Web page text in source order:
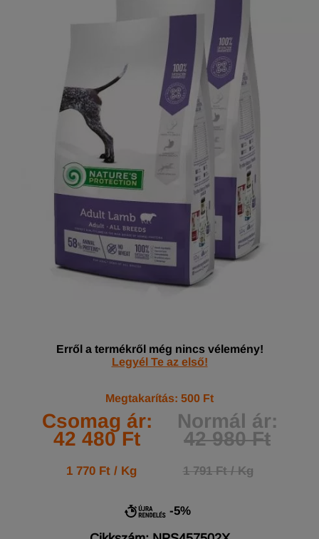
Erről a termékről még nincs vélemény!
Legyél Te az első!
Megtakarítás: 500 Ft
Csomag ár:
42 480 Ft
Normál ár:
42 980 Ft
1 770 Ft / Kg 1 791 Ft / Kg
-5%